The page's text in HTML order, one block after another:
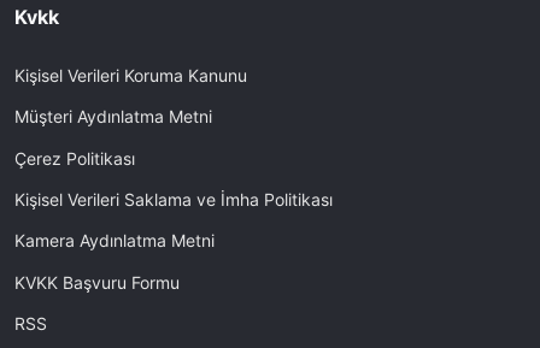
Kvkk
Kişisel Verileri Koruma Kanunu
Müşteri Aydınlatma Metni
Çerez Politikası
Kişisel Verileri Saklama ve İmha Politikası
Kamera Aydınlatma Metni
KVKK Başvuru Formu
RSS